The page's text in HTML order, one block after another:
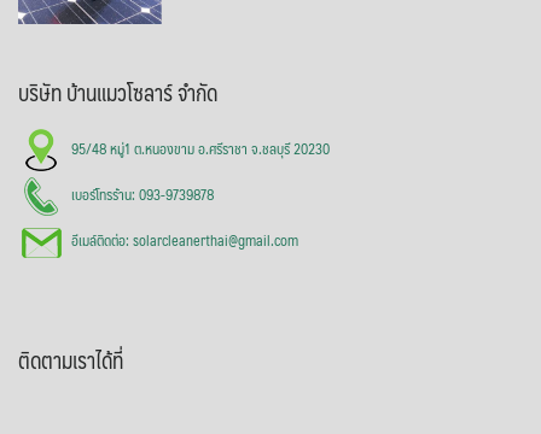
บริษัท บ้านแมวโซลาร์ จำกัด
95/48 หมู่1 ต.หนองขาม อ.ศรีราชา จ.ชลบุรี 20230
เบอร์โทรร้าน: 093-9739878
อีเมล์ติดต่อ: solarcleanerthai@gmail.com
ติดตามเราได้ที่